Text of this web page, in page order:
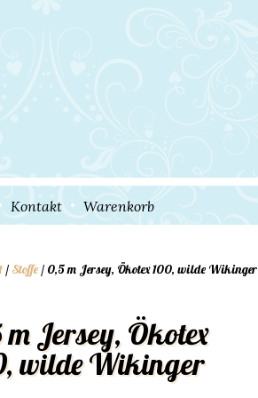
Kontakt Warenkorb
/ Stoffe / 0,5 m Jersey, Ökotex 100, wilde Wikinger
Jersey, Ökotex
wilde Wikinger